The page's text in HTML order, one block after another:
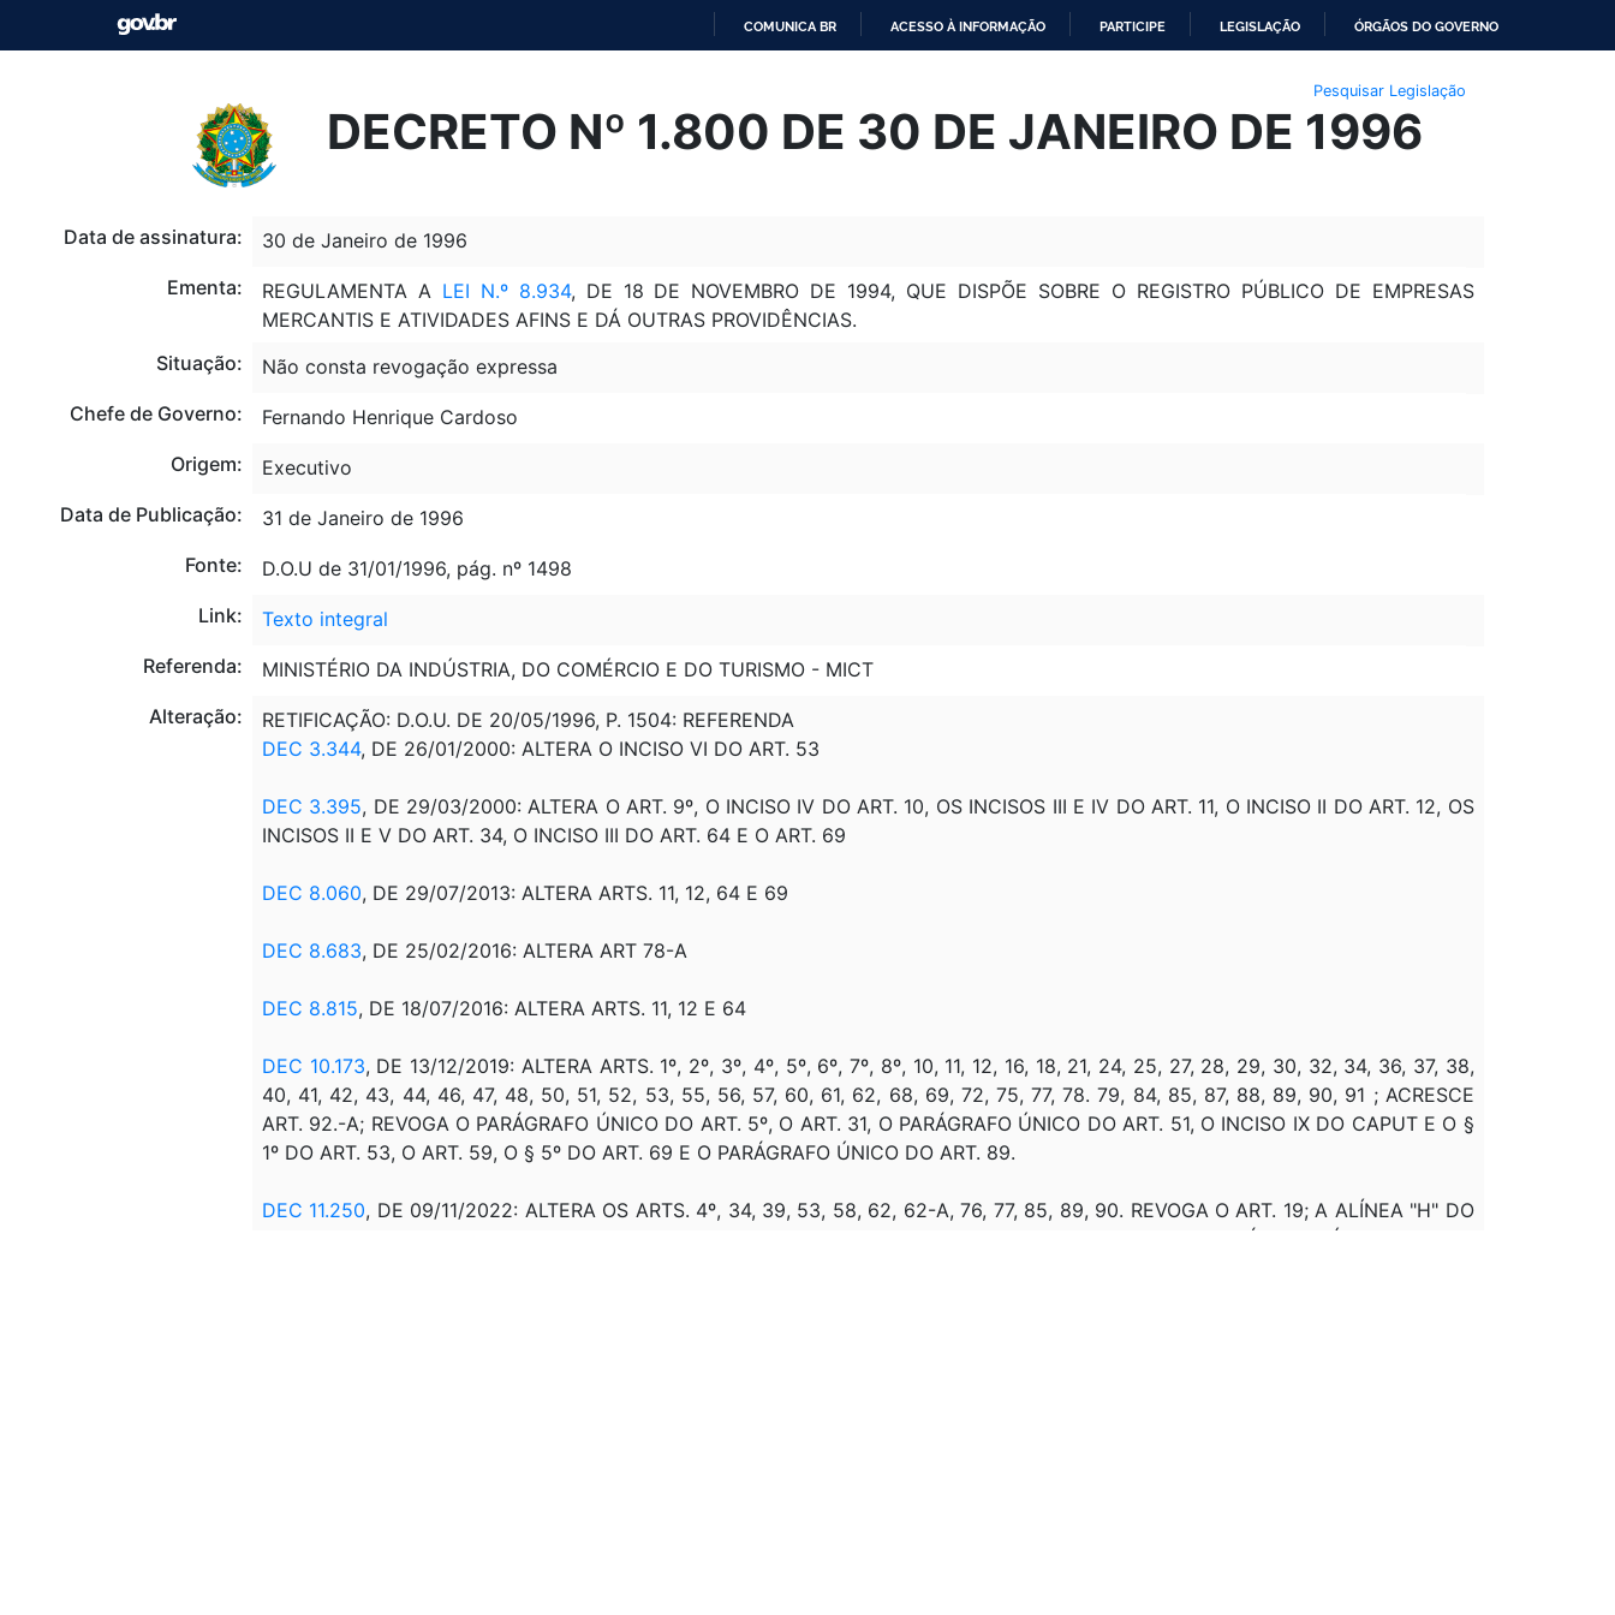
O
CONTEÚDO
COMUNICA BR ACESSO À INFORMAÇÃO PARTICIPE LEGISLAÇÃO ÓRGÃOS DO GOVERNO
Pesquisar Legislação
DECRETO Nº 1.800 DE 30 DE JANEIRO DE 1996
Data de assinatura:
30 de Janeiro de 1996
Ementa:
REGULAMENTA A LEI N.º 8.934, DE 18 DE NOVEMBRO DE 1994, QUE DISPÕE SOBRE O REGISTRO PÚBLICO DE EMPRESAS
MERCANTIS E ATIVIDADES AFINS E DÁ OUTRAS PROVIDÊNCIAS.
Situação:
Não consta revogação expressa
Chefe de Governo:
Fernando Henrique Cardoso
Origem:
Executivo
Data de Publicação:
31 de Janeiro de 1996
Fonte:
D.O.U de 31/01/1996, pág. nº 1498
Link:
Texto integral
Referenda:
MINISTÉRIO DA INDÚSTRIA, DO COMÉRCIO E DO TURISMO - MICT
Alteração:
RETIFICAÇÃO: D.O.U. DE 20/05/1996, P. 1504: REFERENDA
DEC 3.344, DE 26/01/2000: ALTERA O INCISO VI DO ART. 53
DEC 3.395, DE 29/03/2000: ALTERA O ART. 9º, O INCISO IV DO ART. 10, OS INCISOS III E IV DO ART. 11, O INCISO II DO ART. 12, OS
INCISOS II E V DO ART. 34, O INCISO III DO ART. 64 E O ART. 69
DEC 8.060, DE 29/07/2013: ALTERA ARTS. 11, 12, 64 E 69
DEC 8.683, DE 25/02/2016: ALTERA ART 78-A
DEC 8.815, DE 18/07/2016: ALTERA ARTS. 11, 12 E 64
DEC 10.173, DE 13/12/2019: ALTERA ARTS. 1º, 2º, 3º, 4º, 5º, 6º, 7º, 8º, 10, 11, 12, 16, 18, 21, 24, 25, 27, 28, 29, 30, 32, 34, 36, 37, 38,
40, 41, 42, 43, 44, 46, 47, 48, 50, 51, 52, 53, 55, 56, 57, 60, 61, 62, 68, 69, 72, 75, 77, 78. 79, 84, 85, 87, 88, 89, 90, 91 ; ACRESCE
ART. 92.-A; REVOGA O PARÁGRAFO ÚNICO DO ART. 5º, O ART. 31, O PARÁGRAFO ÚNICO DO ART. 51, O INCISO IX DO CAPUT E O §
1º DO ART. 53, O ART. 59, O § 5º DO ART. 69 E O PARÁGRAFO ÚNICO DO ART. 89.
DEC 11.250, DE 09/11/2022: ALTERA OS ARTS. 4º, 34, 39, 53, 58, 62, 62-A, 76, 77, 85, 89, 90. REVOGA O ART. 19; A ALÍNEA "H" DO
INCISO II DO CAPUT DO ART. 32; ART. 48; O INCISO V DO CAPUT DO ART. 53; O § 5º DO ART. 57 E O PARÁGRAFO ÚNICO DO ART.